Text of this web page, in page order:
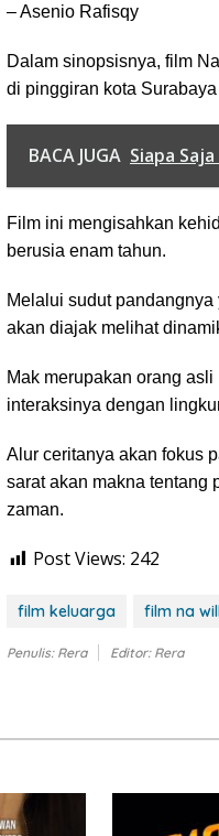
– Asenio Rafisqy
Dalam sinopsisnya, film
di pinggiran kota
BACA JUGA Siapa
Film ini mengisahkan
berusia enam tahun.
Melalui sudut
akan diajak melihat
Mak merupakan orang
interaksinya dengan
Alur ceritanya akan fokus
sarat akan makna tentang
zaman.
Post Views: 242
film keluarga film na
Penulis: Rera Editor: Rera